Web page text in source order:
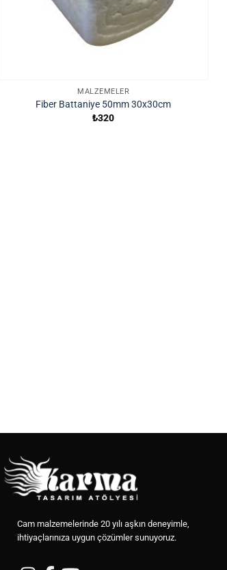
MALZEMELER
Fiber Battaniye 50mm 30x30cm
₺320
Cam malzemelerinde 20 yılı aşkın deneyimle,
ihtiyaçlarınıza uygun çözümler sunuyoruz.